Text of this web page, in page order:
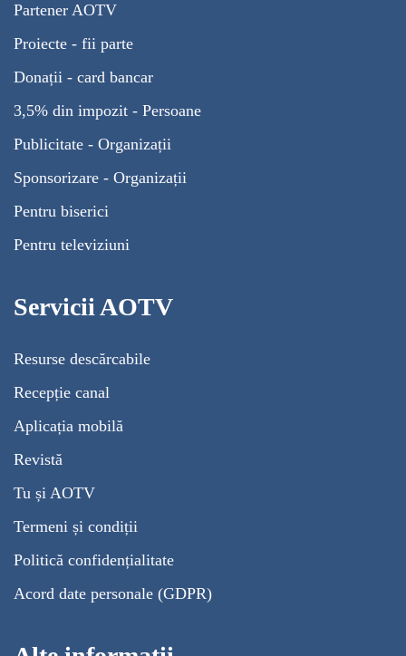
Partener AOTV
Proiecte - fii parte
Donații - card bancar
3,5% din impozit - Persoane
Publicitate - Organizații
Sponsorizare - Organizații
Pentru biserici
Pentru televiziuni
Servicii AOTV
Resurse descărcabile
Recepție canal
Aplicația mobilă
Revistă
Tu și AOTV
Termeni și condiții
Politică confidențialitate
Acord date personale (GDPR)